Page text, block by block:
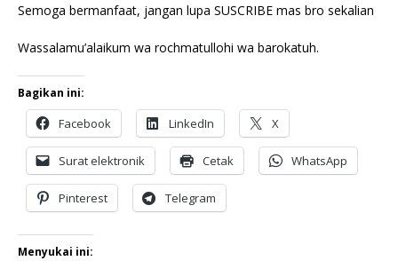
Semoga bermanfaat, jangan lupa SUSCRIBE mas bro sekalian
Wassalamu’alaikum wa rochmatullohi wa barokatuh.
Bagikan ini:
Facebook LinkedIn X
Surat elektronik Cetak WhatsApp
Pinterest Telegram
Menyukai ini: